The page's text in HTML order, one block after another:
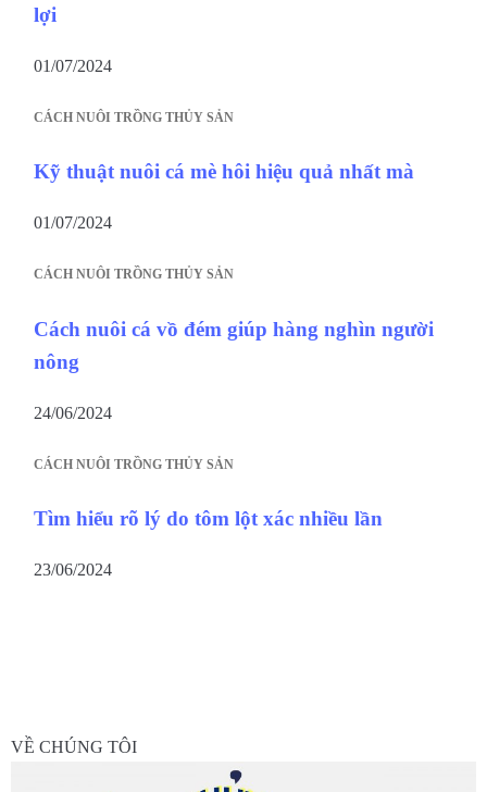
lợi
01/07/2024
CÁCH NUÔI TRỒNG THỦY SẢN
Kỹ thuật nuôi cá mè hôi hiệu quả nhất mà
01/07/2024
CÁCH NUÔI TRỒNG THỦY SẢN
Cách nuôi cá vồ đém giúp hàng nghìn người
nông
24/06/2024
CÁCH NUÔI TRỒNG THỦY SẢN
Tìm hiểu rõ lý do tôm lột xác nhiều lần
23/06/2024
VỀ CHÚNG TÔI